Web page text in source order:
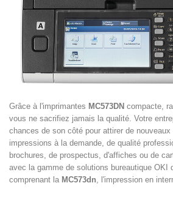
Grâce à l'imprimantes MC573DN compacte,
vous ne sacrifiez jamais la qualité. Votre
chances de son côté pour attirer de
impressions à la demande, de qualité
brochures, de prospectus, d'affiches ou de
avec la gamme de solutions bureautique OKI
comprenant la MC573dn, l'impression en